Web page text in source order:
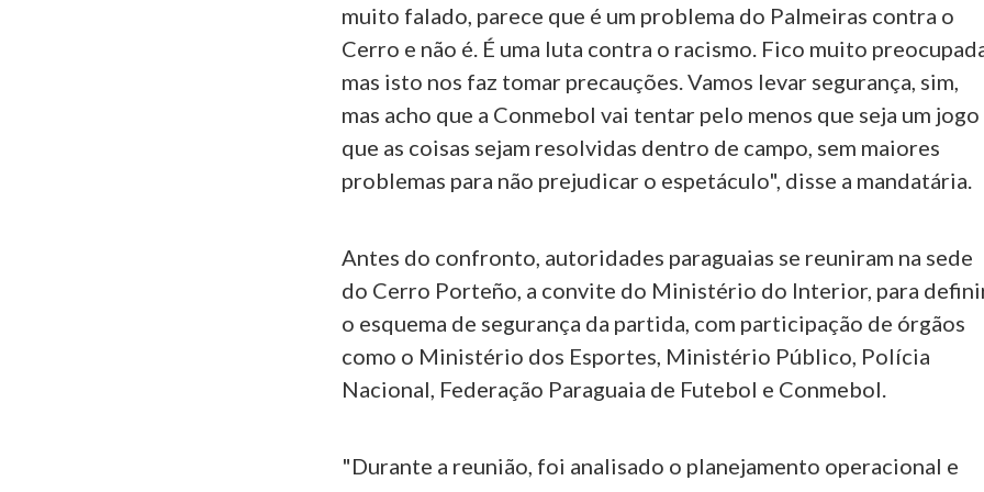
muito falado, parece que é um problema do Palmeiras contra o
Cerro e não é. É uma luta contra o racismo. Fico muito
mas isto nos faz tomar precauções. Vamos levar segurança, sim,
mas acho que a Conmebol vai tentar pelo menos que seja um jogo
que as coisas sejam resolvidas dentro de campo, sem maiores
problemas para não prejudicar o espetáculo", disse a mandatária.
Antes do confronto, autoridades paraguaias se reuniram na sede
do Cerro Porteño, a convite do Ministério do Interior, para
o esquema de segurança da partida, com participação de órgãos
como o Ministério dos Esportes, Ministério Público, Polícia
Nacional, Federação Paraguaia de Futebol e Conmebol.
"Durante a reunião, foi analisado o planejamento operacional e